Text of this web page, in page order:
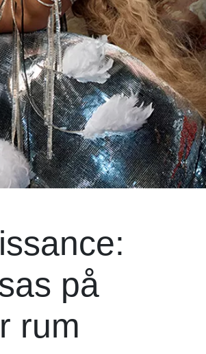
på
rum